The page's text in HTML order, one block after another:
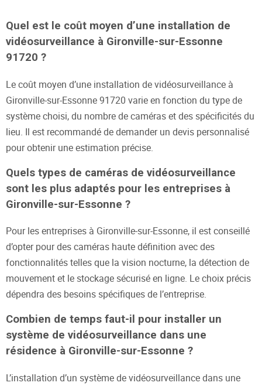
Quel est le coût moyen d’une installation de
vidéosurveillance à Gironville-sur-Essonne
91720 ?
Le coût moyen d’une installation de vidéosurveillance à
Gironville-sur-Essonne 91720 varie en fonction du type de
système choisi, du nombre de caméras et des spécificités du
lieu. Il est recommandé de demander un devis personnalisé
pour obtenir une estimation précise.
Quels types de caméras de vidéosurveillance
sont les plus adaptés pour les entreprises à
Gironville-sur-Essonne ?
Pour les entreprises à Gironville-sur-Essonne, il est conseillé
d’opter pour des caméras haute définition avec des
fonctionnalités telles que la vision nocturne, la détection de
mouvement et le stockage sécurisé en ligne. Le choix précis
dépendra des besoins spécifiques de l’entreprise.
Combien de temps faut-il pour installer un
système de vidéosurveillance dans une
résidence à Gironville-sur-Essonne ?
L’installation d’un système de vidéosurveillance dans une